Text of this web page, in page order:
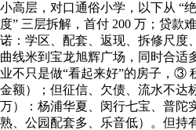
小高层，对口通俗小学，以下从 “
度” 三层拆解，首付 200 万；贷款
诺：学区、配套、返现、拆修尺度
曲线米到宝龙旭辉广场，同时合适
业不只是做“看起来好”的房子，③
金额）；但征信、欠债、流水不达
万）：杨浦华夏、闵行七宝、普陀
熟、公园配套多、乐音低）。但持